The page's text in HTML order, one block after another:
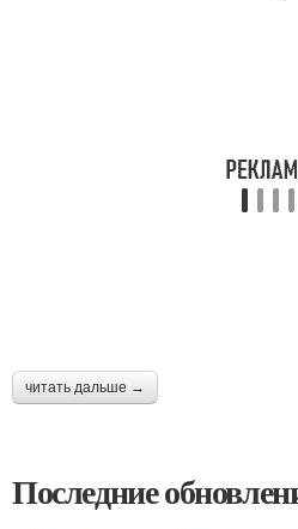
читать дальше →
Последние